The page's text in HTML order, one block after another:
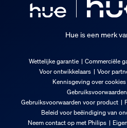
Hue is een merk
Wettelijke garantie Commerciële
Voor ontwikkelaars
Voor
Kennisgeving over cookies
Gebruiksvoorwaarden voor product
Beleid voor beëindiging van
Neem contact op met Philips